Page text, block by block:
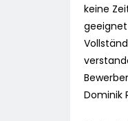
keine
Dominik